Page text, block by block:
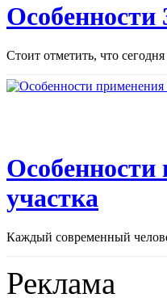
Особенности
Стоит отметить, что
Особенности
участка
Каждый современный
Реклама